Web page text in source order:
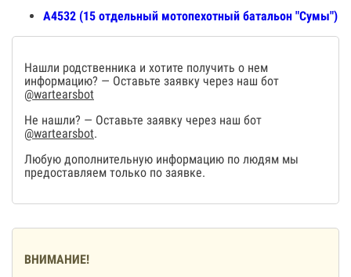
А4532 (15 отдельный мотопехотный батальон "Сумы")
Нашли родственника и хотите получить о нем
информацию? — Оставьте заявку через наш бот
@wartearsbot
Не нашли? — Оставьте заявку через наш бот
@wartearsbot.
Любую дополнительную информацию по людям мы
предоставляем только по заявке.
ВНИМАНИЕ!